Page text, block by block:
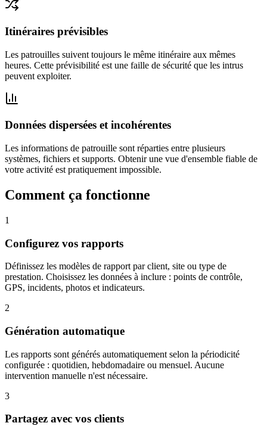
Itinéraires prévisibles
Les patrouilles suivent toujours le même itinéraire aux mêmes
heures. Cette prévisibilité est une faille de sécurité que les intrus
peuvent exploiter.
Données dispersées et incohérentes
Les informations de patrouille sont réparties entre plusieurs
systèmes, fichiers et supports. Obtenir une vue d'ensemble fiable de
votre activité est pratiquement impossible.
Comment ça fonctionne
1
Configurez vos rapports
Définissez les modèles de rapport par client, site ou type de
prestation. Choisissez les données à inclure : points de contrôle,
GPS, incidents, photos et indicateurs.
2
Génération automatique
Les rapports sont générés automatiquement selon la périodicité
configurée : quotidien, hebdomadaire ou mensuel. Aucune
intervention manuelle n'est nécessaire.
3
Partagez avec vos clients